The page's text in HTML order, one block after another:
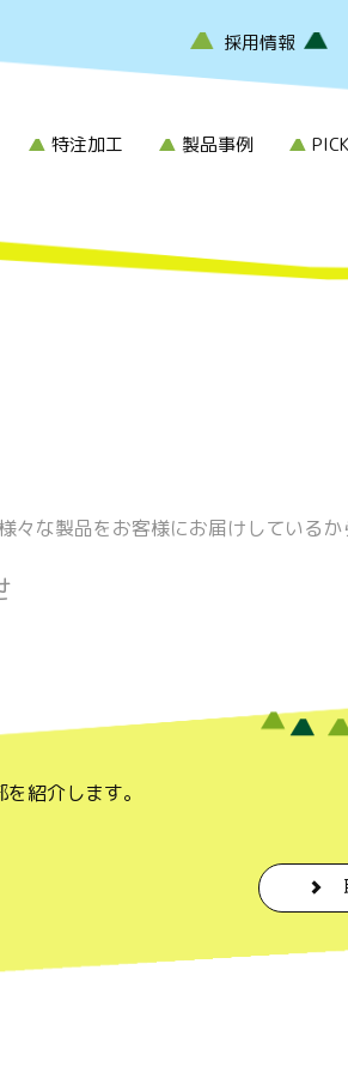
特注加工 製品事例
採用情報
な製品をお客様にお届けしているか
紹介します。